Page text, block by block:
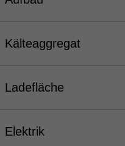
Kälteaggregat
Ladefläche
Elektrik